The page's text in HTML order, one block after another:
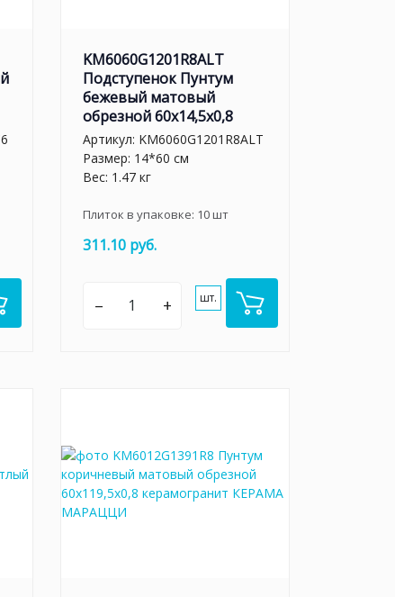
KM6060G1201R8ALT
Подступенок Пунтум
бежевый матовый
обрезной 60x14,5x0,8
Артикул: KM6060G1201R8ALT
Размер: 14*60 см
Вес: 1.47 кг
Плиток в упаковке: 10шт
311.10 руб.
– + шт.